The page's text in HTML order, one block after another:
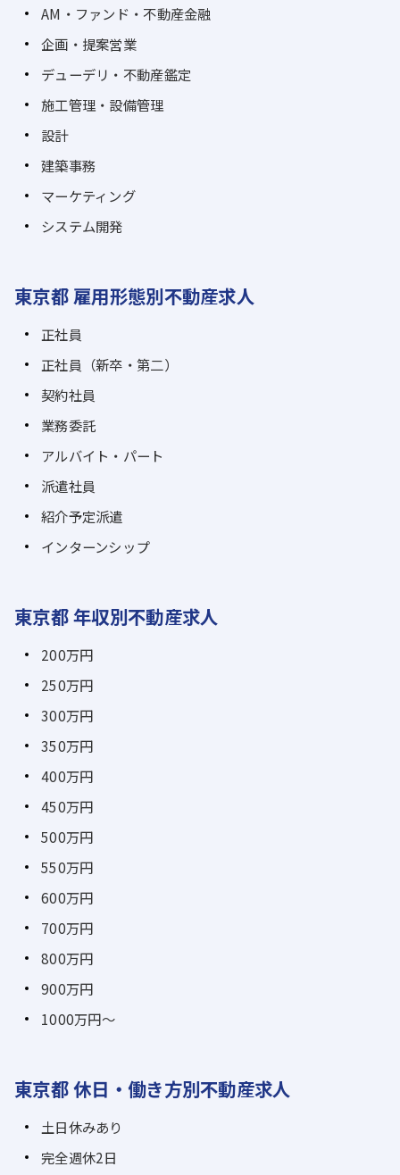
AM・ファンド・不動産金融
企画・提案営業
デューデリ・不動産鑑定
施工管理・設備管理
設計
建築事務
マーケティング
システム開発
東京都 雇用形態別不動産求人
正社員
正社員（新卒・第二）
契約社員
業務委託
アルバイト・パート
派遣社員
紹介予定派遣
インターンシップ
東京都 年収別不動産求人
200万円
250万円
300万円
350万円
400万円
450万円
500万円
550万円
600万円
700万円
800万円
900万円
1000万円～
東京都 休日・働き方別不動産求人
土日休みあり
完全週休2日